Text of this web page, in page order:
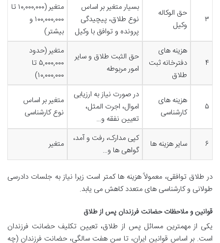
۳
حق الوکاله
وکیل
بسیار متغیر بر اساس
نوع طلاق، پیچیدگی
پرونده و توافق با وکیل
متغیر (۱۰,۰۰۰,۰۰۰ تا
۱۰۰,۰۰۰,۰۰۰ و
بیشتر)
۴
هزینه های
دفترخانه ثبت
طلاق
حق الثبت طلاق و سایر
امور مربوطه
متغیر (حدود
۵,۰۰۰,۰۰۰ تا
۱۰,۰۰۰,۰۰۰)
۵
هزینه های
کارشناسی
در صورت نیاز به ارزیابی
اموال، اجرت المثل،
تعیین نفقه و…
متغیر بر اساس
نوع کارشناسی
۶ سایر هزینه ها
کپی مدارک، رفت و آمد،
گواهی ها و…
متغیر
در طلاق توافقی، معمولاً هزینه ها کمتر است زیرا نیاز به جلسات دادرسی
طولانی و کارشناسی های متعدد کاهش می یابد.
قوانین و ملاحظات حضانت فرزندان پس از طلاق
یکی از مهمترین مسائل پس از طلاق، تعیین تکلیف حضانت فرزندان
است. بر اساس قوانین ایران، تا سن هفت سالگی، حضانت فرزندان (چه